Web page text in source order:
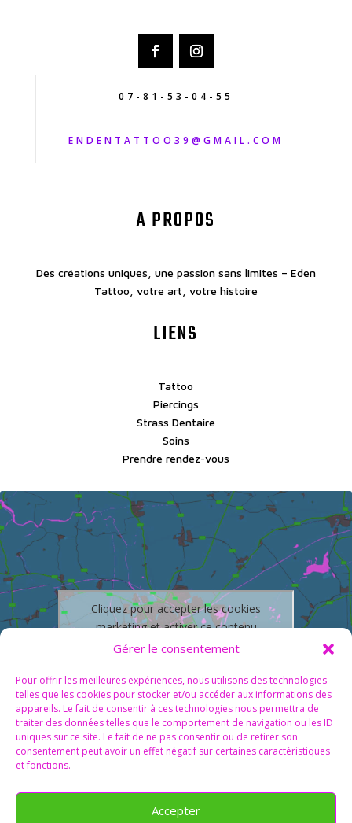
Gérer le consentement
Pour offrir les meilleures expériences, nous utilisons des technologies
telles que les cookies pour stocker et/ou accéder aux informations des
appareils. Le fait de consentir à ces technologies nous permettra de
traiter des données telles que le comportement de navigation ou les ID
uniques sur ce site. Le fait de ne pas consentir ou de retirer son
consentement peut avoir un effet négatif sur certaines caractéristiques
et fonctions.
Accepter
07-81-53-04-55
ENDENTATTOO39@GMAIL.COM
A PROPOS
Des créations uniques, une passion sans limites – Eden
Tattoo, votre art, votre histoire
LIENS
Tattoo
Piercings
Strass Dentaire
Soins
Prendre rendez-vous
Cliquez pour accepter les cookies
marketing et activer ce contenu